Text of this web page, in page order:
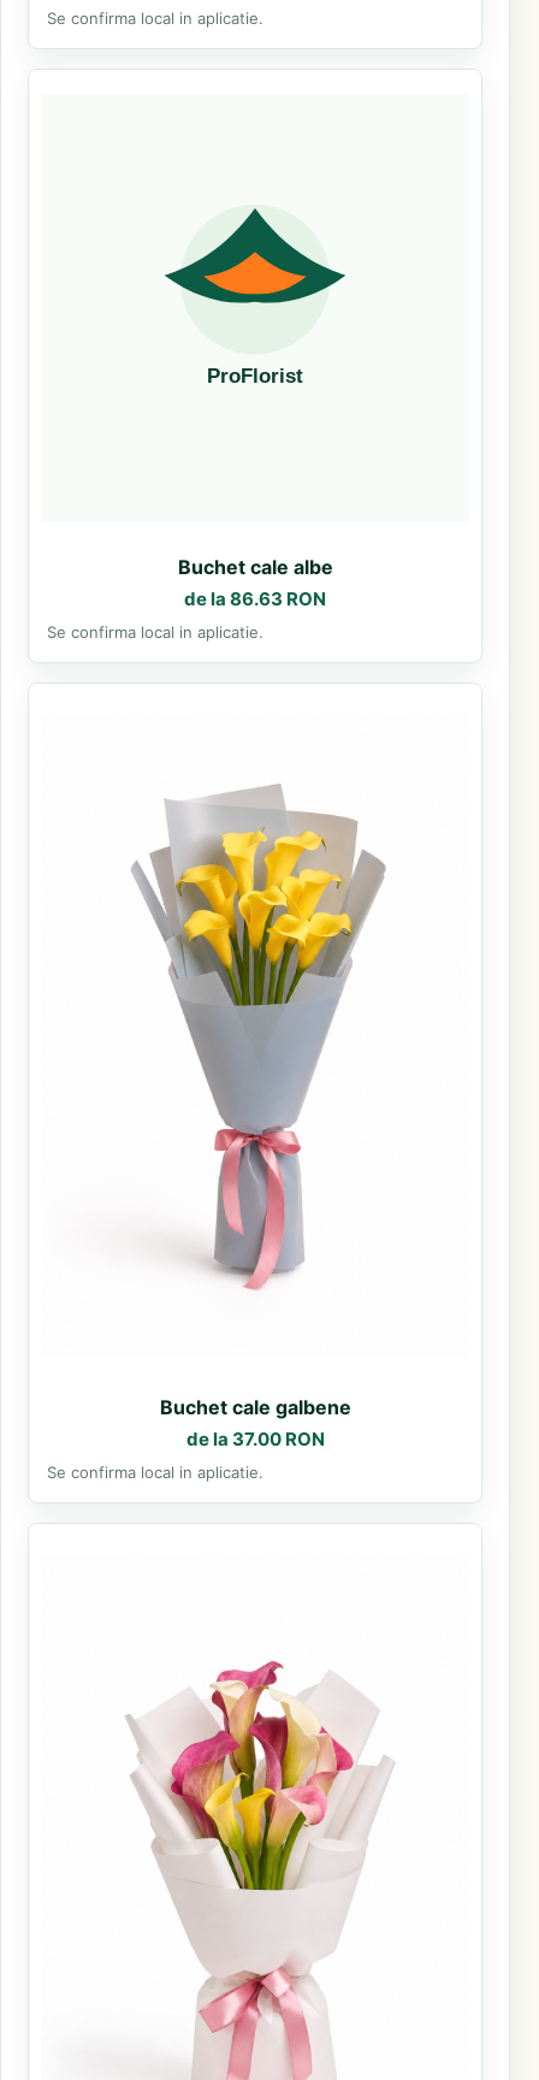
Se confirma local in aplicatie.
Buchet cale albe
de la 86.63 RON
Se confirma local in aplicatie.
Buchet cale galbene
de la 37.00 RON
Se confirma local in aplicatie.